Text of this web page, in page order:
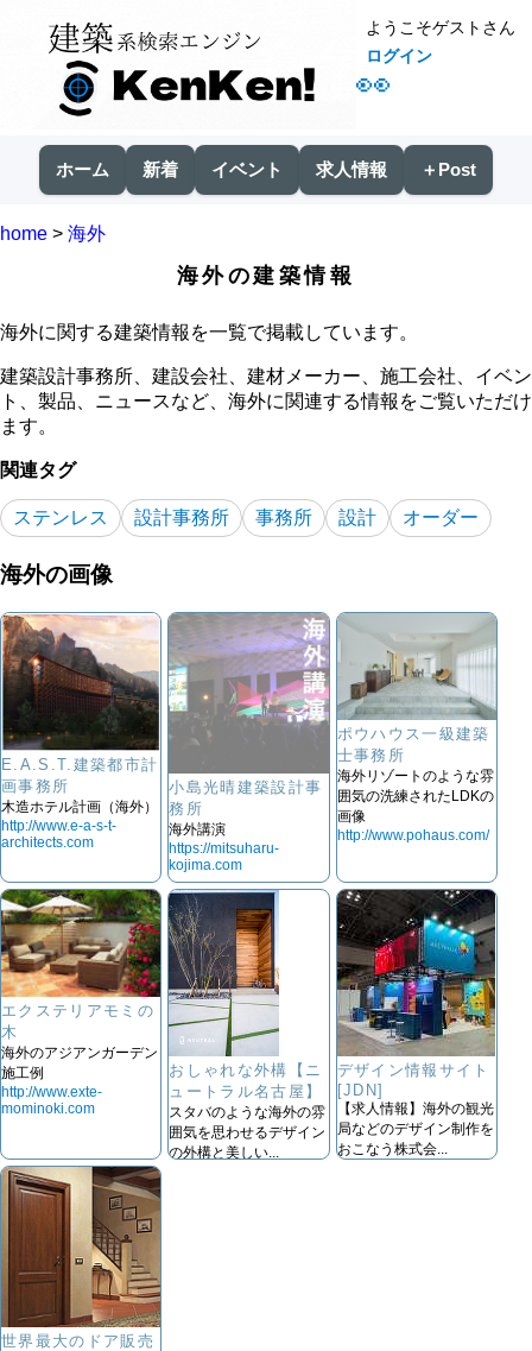
👀
ようこそゲストさん
ログイン
ホーム 新着 イベント 求人情報 ＋Post
home > 海外
海外の建築情報
海外に関する建築情報を一覧で掲載しています。
建築設計事務所、建設会社、建材メーカー、施工会社、イベン
ト、製品、ニュースなど、海外に関連する情報をご覧いただけ
ます。
関連タグ
ステンレス 設計事務所 事務所 設計 オーダー
海外の画像
E.A.S.T.建築都市計
画事務所
木造ホテル計画（海外）
http://www.e-a-s-t-
architects.com
小島光晴建築設計事
務所
海外講演
https://mitsuharu-
kojima.com
ポウハウス一級建築
士事務所
海外リゾートのような雰
囲気の洗練されたLDKの
画像
http://www.pohaus.com/
エクステリアモミの
木
海外のアジアンガーデン
施工例
http://www.exte-
mominoki.com
おしゃれな外構【ニ
ュートラル名古屋】
スタバのような海外の雰
囲気を思わせるデザイン
の外構と美しい...
デザイン情報サイト
[JDN]
【求人情報】海外の観光
局などのデザイン制作を
おこなう株式会...
世界最大のドア販売